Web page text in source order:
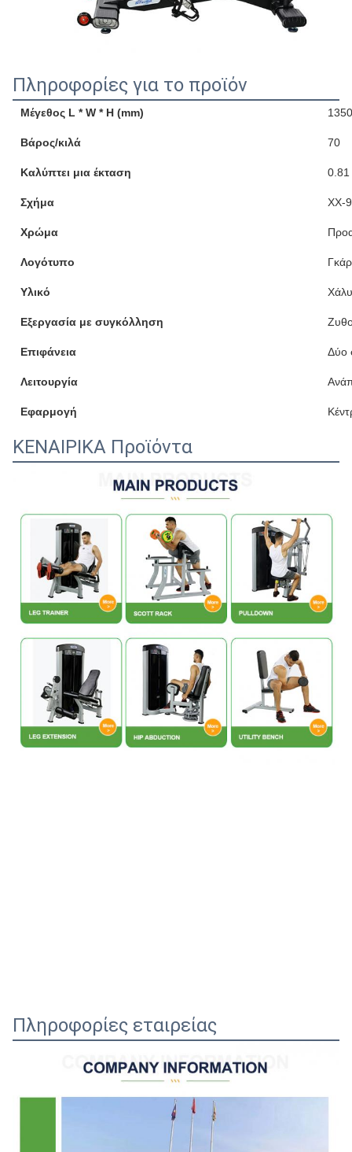
Πληροφορίες για το προϊόν
Μέγεθος L * W * H (mm)
Βάρος/κιλά 70
Καλύπτει μια έκταση 0.81
Σχήμα ΧΧ-
Χρώμα
Λογότυπο
Υλικό
Εξεργασία με συγκόλληση
Επιφάνεια Δύο
Λειτουργία
Εφαρμογή
ΚΕΝΑΙΡΙΚΑ Προϊόντα
Πληροφορίες εταιρείας